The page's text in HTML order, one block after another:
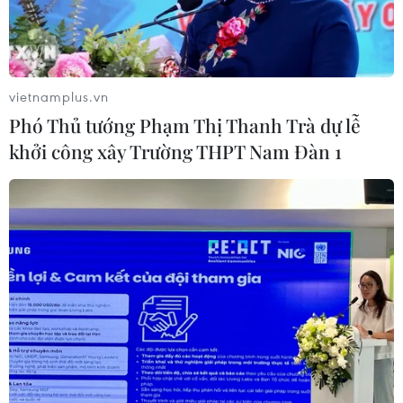
04/08/2026 07:04
hồi quốc tịch quy mô lớn
04/08/2026 06:14
Xem thêm
CƠ QUAN CHỦ QUẢN: THÔNG TẤN XÃ VIỆT NAM
Tổng Biên tập: TRẦN TIẾN DUẨN
vietnamplus.vn
Phó Thủ tướng Phạm Thị Thanh Trà dự lễ
khởi công xây Trường THPT Nam Đàn 1